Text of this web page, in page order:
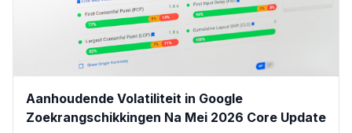
Aanhoudende Volatiliteit in Google
Zoekrangschikkingen Na Mei 2026 Core Update